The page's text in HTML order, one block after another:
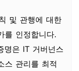
및 관행에 대한
를 인정합니다.
명은 IT 거버넌스
스 관리를 최적